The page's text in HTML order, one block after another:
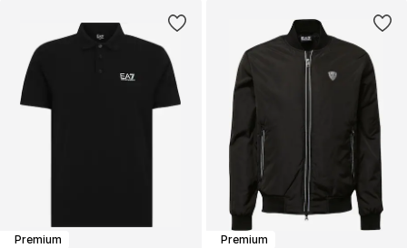
Premium Premium